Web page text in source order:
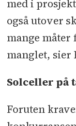
med i
også utover
mange
manglet, sier
Solceller på
Foruten